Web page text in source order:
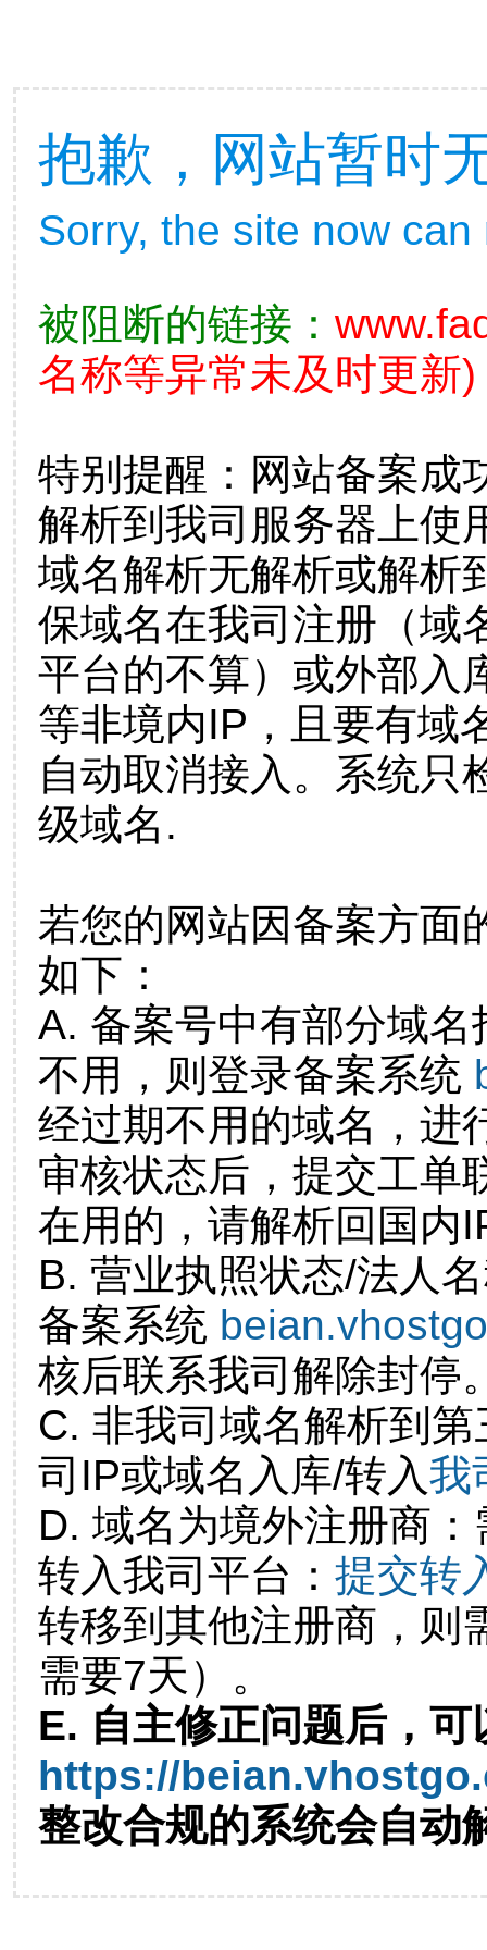
抱歉，网站暂时
Sorry, the site now
被阻断的链接：
名称等异常未及时更新)
特别提醒：网站备案成
解析到我司服务器上使
域名解析无解析或解析
保域名在我司注册（域
平台的不算）或外部入
等非境内IP，且要有域
自动取消接入。系统只
级域名.
若您的网站因备案方面
如下：
A. 备案号中有部分域
不用，则登录备案系统
经过期不用的域名，进
审核状态后，提交工单
在用的，请解析回国内
B. 营业执照状态/法人
备案系统
核后联系我司解除封停
C. 非我司域名解析到
司IP或域名入库/转入我
D. 域名为境外注册商
转入我司平台： 提交转
转移到其他注册商，则
需要7天）。
E. 自主修正问题后，可
https://
整改合规的系统会自动